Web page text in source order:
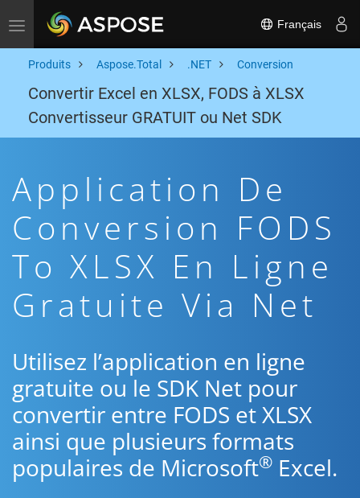
Toggle navigation Français
Produits Aspose.Total .NET Conversion
Convertir Excel en XLSX, FODS à XLSX
Convertisseur GRATUIT ou Net SDK
Application De
Conversion FODS
To XLSX En Ligne
Gratuite Via Net
Utilisez l’application en ligne
gratuite ou le SDK Net pour
convertir entre FODS et XLSX
ainsi que plusieurs formats
populaires de Microsoft® Excel.